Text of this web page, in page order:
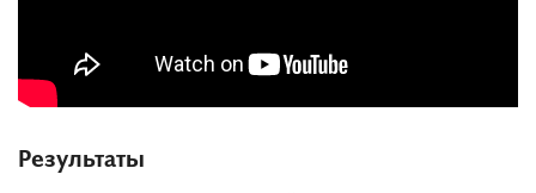
Результаты